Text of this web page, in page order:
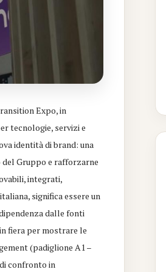
Expo, in
tecnologie, servizi e
identità di brand: una
Gruppo e rafforzarne
integrati,
significa essere un
dalle fonti
fiera per mostrare le
(padiglione A1 –
confronto in